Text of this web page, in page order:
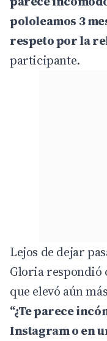
pololeamos 3
respeto por la
participante.
Lejos de dejar
Gloria respondió
que elevó aún
“¿Te parece
Instagram o en